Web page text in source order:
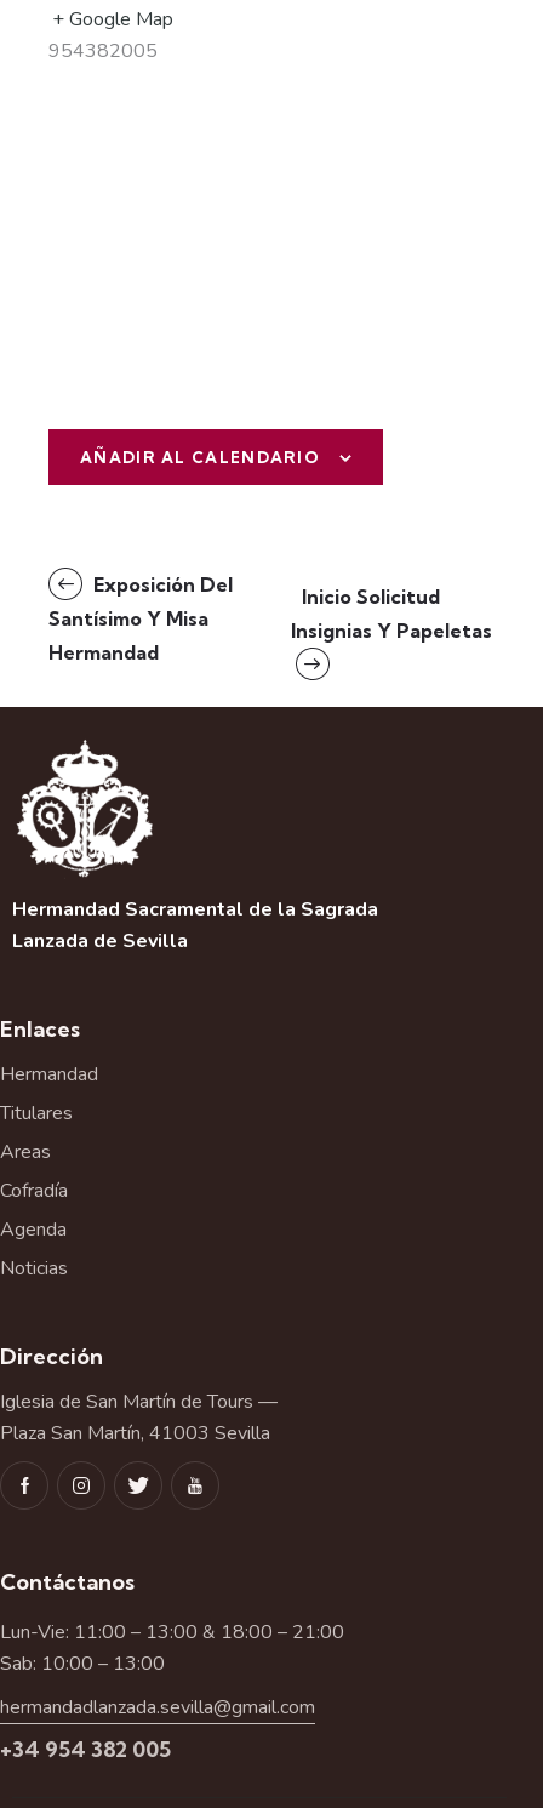
+ Google Map
954382005
AÑADIR AL CALENDARIO
N
a
v
e
c
i
ó
n
d
e
l
n
t
o
Exposición Del
Santísimo Y Misa
Hermandad
Inicio Solicitud
Insignias Y Papeletas
Hermandad Sacramental de la Sagrada
Lanzada de Sevilla
Enlaces
Hermandad
Titulares
Areas
Cofradía
Agenda
Noticias
Dirección
Iglesia de San Martín de Tours —
Plaza San Martín, 41003 Sevilla
Contáctanos
Lun-Vie: 11:00 – 13:00 & 18:00 – 21:00
Sab: 10:00 – 13:00
hermandadlanzada.sevilla@gmail.com
+34 954 382 005